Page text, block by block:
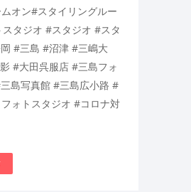
オン#スタイリングルー
タジオ #スタジオ #スタ
#三島 #沼津 #三嶋大
#大田呉服店 #三島フォ
島写真館 #三島広小路 #
ォトスタジオ #コロナ対